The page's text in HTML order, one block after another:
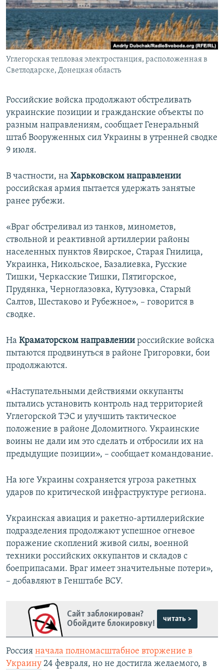
ПОБЕДИТЕЛЕЙ НЕ СУДЯТ?
КРЫМ.НЕПОКОРЕННЫЙ
ELIFBE
УКРАИНСКАЯ ПРОБЛЕМА КРЫМА
ПРИСОЕДИНЯЙТЕСЬ!
Все сайты RFE/RL
Углегорская тепловая электростанция, расположенная в
Светлодарске, Донецкая область
Российские войска продолжают обстреливать
украинские позиции и гражданские объекты по
разным направлениям, сообщает Генеральный
штаб Вооруженных сил Украины в утренней сводке
9 июля.
В частности, на Харьковском направлении
российская армия пытается удержать занятые
ранее рубежи.
«Враг обстреливал из танков, минометов,
ствольной и реактивной артиллерии районы
населенных пунктов Явирское, Старая Гнилица,
Украинка, Никольское, Базалиевка, Русские
Тишки, Черкасские Тишки, Пятигорское,
Прудянка, Черноглазовка, Кутузовка, Старый
Салтов, Шестаково и Рубежное», – говорится в
сводке.
На Краматорском направлении российские войска
пытаются продвинуться в районе Григоровки, бои
продолжаются.
«Наступательными действиями оккупанты
пытались установить контроль над территорией
Углегорской ТЭС и улучшить тактическое
положение в районе Доломитного. Украинские
воины не дали им это сделать и отбросили их на
предыдущие позиции», – сообщает командование.
На юге Украины сохраняется угроза ракетных
ударов по критической инфраструктуре региона.
Украинская авиация и ракетно-артиллерийские
подразделения продолжают успешное огневое
поражение скоплений живой силы, военной
техники российских оккупантов и складов с
боеприпасами. Враг имеет значительные потери»,
– добавляют в Генштабе ВСУ.
Сайт заблокирован?
Обойдите блокировку!
читать >
Россия начала полномасштабное вторжение в
Украину 24 февраля, но не достигла желаемого, в